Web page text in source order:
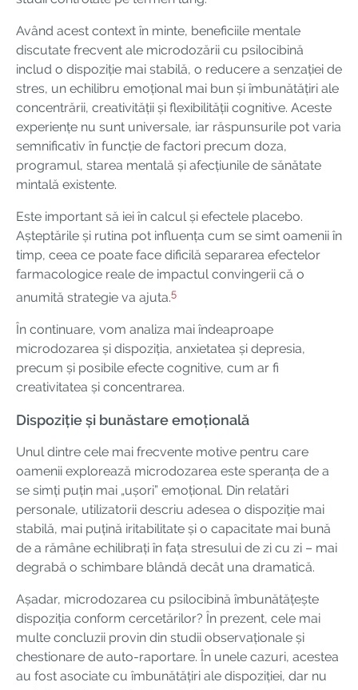
Având acest context în minte, beneficiile mentale
discutate frecvent ale microdozării cu psilocibină
includ o dispoziție mai stabilă, o reducere a senzației de
stres, un echilibru emoțional mai bun și îmbunătățiri ale
concentrării, creativității și flexibilității cognitive. Aceste
experiențe nu sunt universale, iar răspunsurile pot varia
semnificativ în funcție de factori precum doza,
programul, starea mentală și afecțiunile de sănătate
mintală existente.
Este important să iei în calcul și efectele placebo.
Așteptările și rutina pot influența cum se simt oamenii în
timp, ceea ce poate face dificilă separarea efectelor
farmacologice reale de impactul convingerii că o
anumită strategie va ajuta.5
În continuare, vom analiza mai îndeaproape
microdozarea și dispoziția, anxietatea și depresia,
precum și posibile efecte cognitive, cum ar fi
creativitatea și concentrarea.
Dispoziție și bunăstare emoțională
Unul dintre cele mai frecvente motive pentru care
oamenii explorează microdozarea este speranța de a
se simți puțin mai „ușori” emoțional. Din relatări
personale, utilizatorii descriu adesea o dispoziție mai
stabilă, mai puțină iritabilitate și o capacitate mai bună
de a rămâne echilibrați în fața stresului de zi cu zi – mai
degrabă o schimbare blândă decât una dramatică.
Așadar, microdozarea cu psilocibină îmbunătățește
dispoziția conform cercetărilor? În prezent, cele mai
multe concluzii provin din studii observaționale și
chestionare de auto-raportare. În unele cazuri, acestea
au fost asociate cu îmbunătățiri ale dispoziției, dar nu